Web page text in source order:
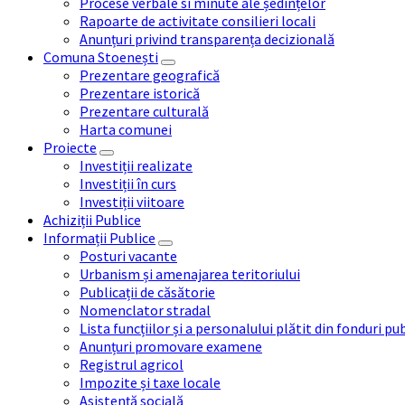
Rapoarte de activitate consilieri locali
Anunțuri privind transparența decizională
Comuna Stoenești
Prezentare geografică
Prezentare istorică
Prezentare culturală
Harta comunei
Proiecte
Investiții realizate
Investiții în curs
Investiții viitoare
Achiziții Publice
Informații Publice
Posturi vacante
Urbanism și amenajarea teritoriului
Publicații de căsătorie
Nomenclator stradal
Lista funcțiilor și a personalului plătit din fonduri
Anunțuri promovare examene
Registrul agricol
Impozite și taxe locale
Asistență socială